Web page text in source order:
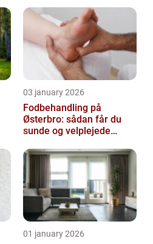
gæster
03 january 2026
Fodbehandling på
Østerbro: sådan får du
sunde og velplejede
01 january 2026